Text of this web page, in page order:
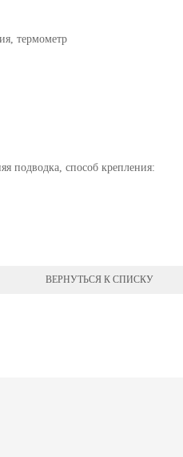
термометр
подводка, способ крепления:
ВЕРНУТЬСЯ К СПИСКУ